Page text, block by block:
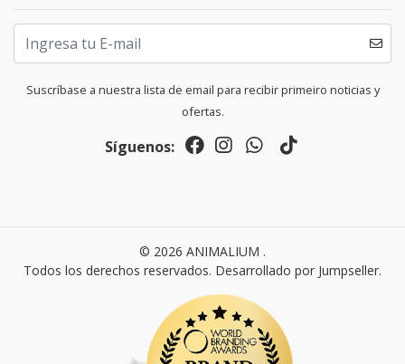
Suscríbase a nuestra lista de email para recibir primeiro noticias y
ofertas.
Síguenos:
© 2026 ANIMALIUM .
Todos los derechos reservados. Desarrollado por Jumpseller.